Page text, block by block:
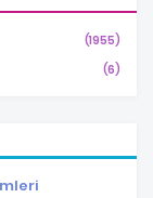
(1955)
(6)